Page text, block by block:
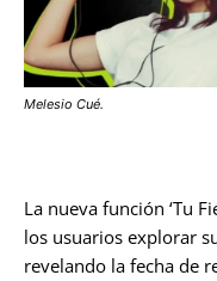
Melesio Cué.
La nueva función ‘Tu
los usuarios explorar
revelando la fecha de